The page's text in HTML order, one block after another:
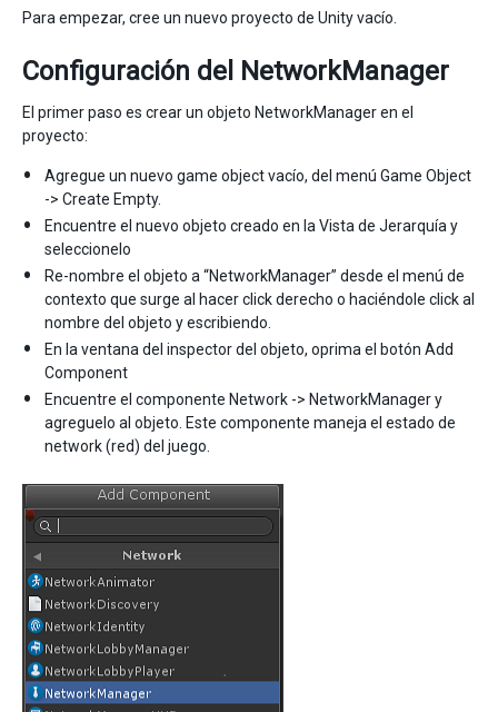
Para empezar, cree un nuevo proyecto de Unity vacío.
Configuración del NetworkManager
El primer paso es crear un objeto NetworkManager en el
proyecto:
Agregue un nuevo game object vacío, del menú Game Object
-> Create Empty.
Encuentre el nuevo objeto creado en la Vista de Jerarquía y
seleccionelo
Re-nombre el objeto a “NetworkManager” desde el menú de
contexto que surge al hacer click derecho o haciéndole click al
nombre del objeto y escribiendo.
En la ventana del inspector del objeto, oprima el botón Add
Component
Encuentre el componente Network -> NetworkManager y
agreguelo al objeto. Este componente maneja el estado de
network (red) del juego.